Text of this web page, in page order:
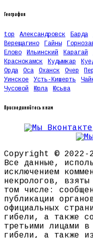
География
top Александровск Барда
Верещагино
Гайны
Елово
Ильинский Карагай
Краснокамск
Кудымкар
Орда
Оса Оханск Очер
Уинское
Усть-Кишерть
Чусовой
Юрла Юсьва
Присоединяйтесь к нам
Copyright © 2022-
Все данные,
исключением
некрологов,
том числе:
публикации
официальных
гибели, а также
третьими лицами
гибели, а также